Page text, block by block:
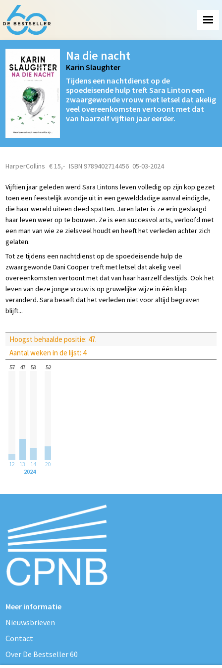
Na die nacht
Karin Slaughter
Tijdens een nachtdienst op de
spoedeisende hulp treft Sara Linton een
zwaargewonde vrouw met letsel dat akelig
veel overeenkomsten vertoont met dat
van haarzelf vijftien jaar eerder.
HarperCollins € 15,- ISBN 9789402714456 05-03-2024
Vijftien jaar geleden werd Sara Lintons leven volledig op zijn kop gezet
toen een feestelijk avondje uit in een gewelddadige aanval eindigde,
die haar wereld uiteen deed spatten. Jaren later is ze erin geslaagd
haar leven weer op te bouwen. Ze is een succesvol arts, verloofd met
een man van wie ze zielsveel houdt en heeft het verleden achter zich
gelaten.
Tot ze tijdens een nachtdienst op de spoedeisende hulp de
zwaargewonde Dani Cooper treft met letsel dat akelig veel
overeenkomsten vertoont met dat van haar haarzelf destijds. Ook het
leven van deze jonge vrouw is op gruwelijke wijze in één klap
veranderd. Sara beseft dat het verleden niet voor altijd begraven
blijft...
Hoogst behaalde positie: 47.
Aantal weken in de lijst: 4
57
12
47
13
53
14
52
20
2024
Meer informatie
Nieuwsbrieven
Contact
Over De Bestseller 60